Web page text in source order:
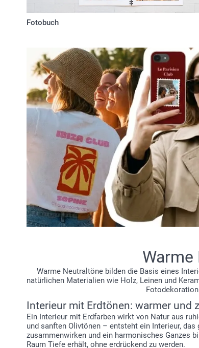
Fotobuch
Warme Neutraltöne bilden die Basis eines
natürlichen Materialien wie Holz, Leinen und
Interieur mit Erdtönen: warmer und
Ein Interieur mit Erdfarben wirkt von Natur aus
und sanften Olivtönen – entsteht ein Interieur,
zusammenwirken und ein harmonisches Ganzes
Raum Tiefe erhält, ohne erdrückend zu werden.